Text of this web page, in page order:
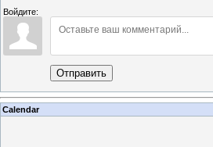
Войдите:
Отправить
Calendar